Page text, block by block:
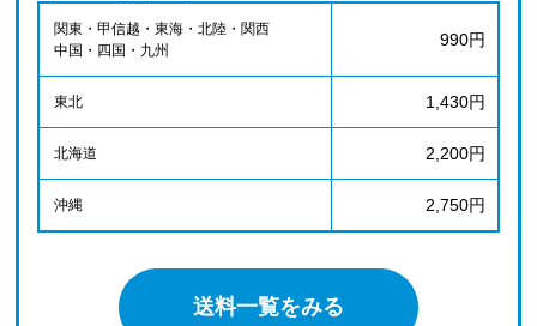
関東・甲信越・東海・北陸・関西
中国・四国・九州
990円
東北 1,430円
北海道 2,200円
沖縄 2,750円
送料一覧をみる